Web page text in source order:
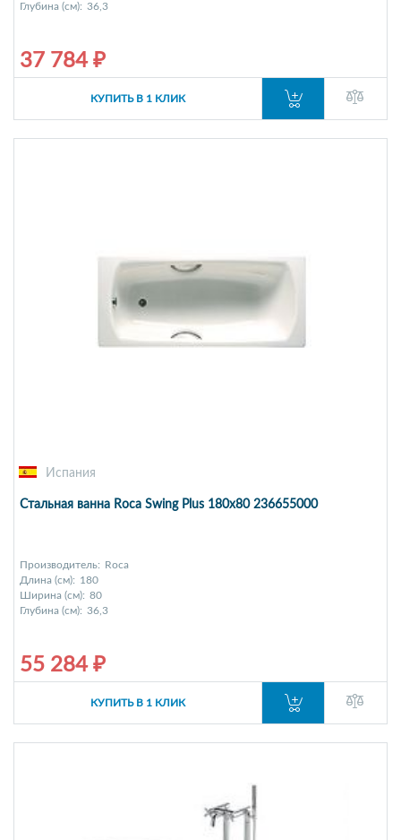
Глубина (см): 36,3
37 784 ₽
КУПИТЬ В 1 КЛИК
Испания
Стальная ванна Roca Swing Plus 180x80 236655000
Производитель: Roca
Длина (см): 180
Ширина (см): 80
Глубина (см): 36,3
55 284 ₽
КУПИТЬ В 1 КЛИК